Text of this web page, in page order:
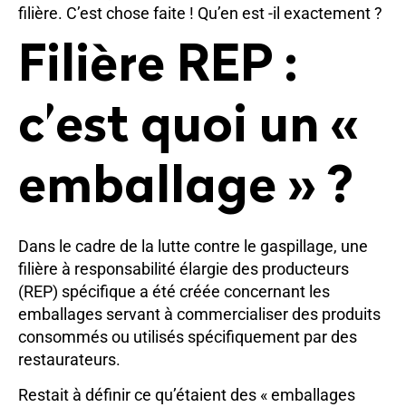
filière. C’est chose faite ! Qu’en est -il exactement ?
Filière REP :
c’est quoi un «
emballage » ?
Dans le cadre de la lutte contre le gaspillage, une
filière à responsabilité élargie des producteurs
(REP) spécifique a été créée concernant les
emballages servant à commercialiser des produits
consommés ou utilisés spécifiquement par des
restaurateurs.
Restait à définir ce qu’étaient des « emballages